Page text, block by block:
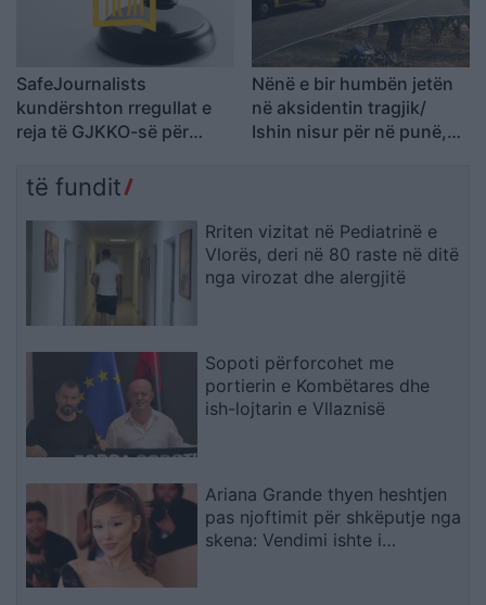
SafeJournalists
kundërshton rregullat e
reja të GJKKO-së për
kufizimet ndaj gazetarëve
Nënë e bir humbën jetën
në aksidentin tragjik/
Ishin nisur për në punë,
të fundit
Rriten vizitat në Pediatrinë e
Vlorës, deri në 80 raste në ditë
nga virozat dhe alergjitë
Sopoti përforcohet me
portierin e Kombëtares dhe
ish-lojtarin e Vllaznisë
Ariana Grande thyen heshtjen
pas njoftimit për shkëputje nga
skena: Vendimi ishte i